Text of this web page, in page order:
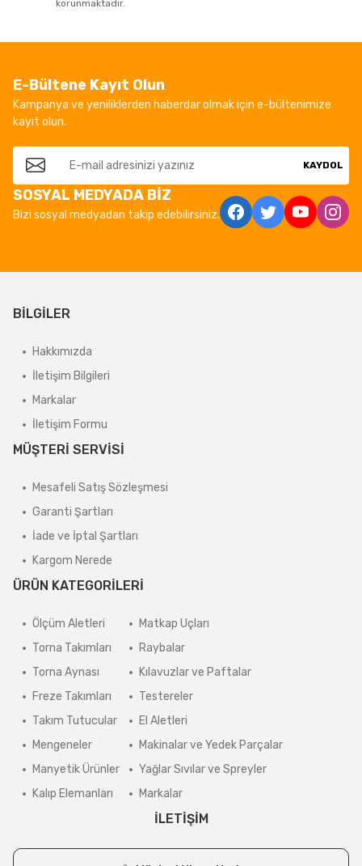
korunmaktadır.
E-Bültene Kayıt Olun
Kampanya ve yeniliklerden haberdar olmak için e-bültenimize
kayıt olun.
KAYDOL
SOSYAL MEDYADA BİZ
Bizi sosyal medyadan takip edebilirsiniz.
BİLGİLER
Hakkımızda
İletişim Bilgileri
Markalar
İletişim Formu
MÜŞTERİ SERVİSİ
Mesafeli Satış Sözleşmesi
Garanti Şartları
İade ve İptal Şartları
Kargom Nerede
ÜRÜN KATEGORİLERİ
Ölçüm Aletleri
Torna Takımları
Torna Aynası
Freze Takımları
Takım Tutucular
Mengeneler
Manyetik Ürünler
Kalıp Elemanları
Matkap Uçları
Raybalar
Kılavuzlar ve Paftalar
Testereler
El Aletleri
Makinalar ve Yedek Parçalar
Yağlar Sıvılar ve Spreyler
Markalar
İLETİŞİM